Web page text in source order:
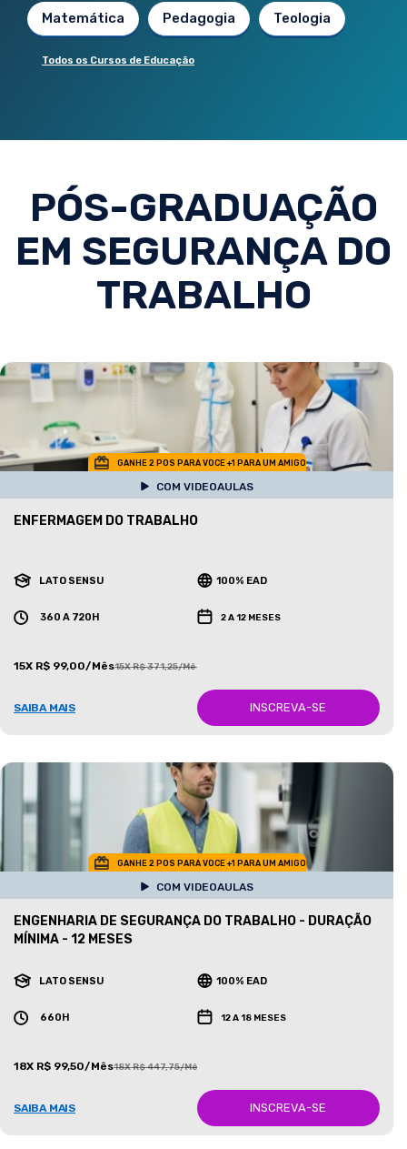
Matemática Pedagogia Teologia
Todos os Cursos de Educação
PÓS-GRADUAÇÃO
EM SEGURANÇA DO
TRABALHO
GANHE 2 POS PARA VOCE +1 PARA UM AMIGO
COM VIDEOAULAS
ENFERMAGEM DO TRABALHO
LATO SENSU 100% EAD
360 A 720H 2 A 12 MESES
15X R$ 99,00/Mês15X R$ 371,25/Mês
SAIBA MAIS INSCREVA-SE
GANHE 2 POS PARA VOCE +1 PARA UM AMIGO
COM VIDEOAULAS
ENGENHARIA DE SEGURANÇA DO TRABALHO - DURAÇÃO
MÍNIMA - 12 MESES
LATO SENSU 100% EAD
660H 12 A 18 MESES
18X R$ 99,50/Mês18X R$ 447,75/Mês
SAIBA MAIS INSCREVA-SE